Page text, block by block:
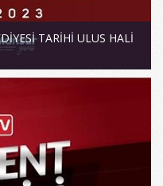
TARİHİ ULUS HALİ